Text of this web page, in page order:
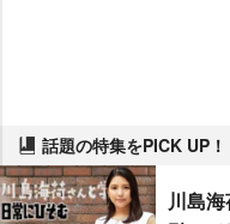
話題の特集をPICK UP！
川島